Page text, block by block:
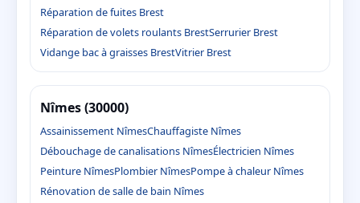
Réparation de fuites Brest
Réparation de volets roulants BrestSerrurier Brest
Vidange bac à graisses BrestVitrier Brest
Nîmes (30000)
Assainissement NîmesChauffagiste Nîmes
Débouchage de canalisations NîmesÉlectricien Nîmes
Peinture NîmesPlombier NîmesPompe à chaleur Nîmes
Rénovation de salle de bain Nîmes